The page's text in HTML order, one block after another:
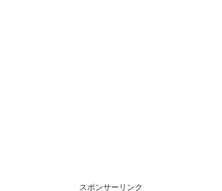
スポンサーリンク